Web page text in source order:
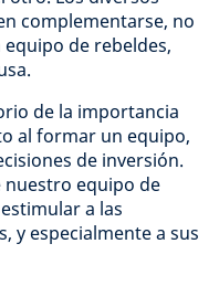
complementarse, no
de rebeldes,
de la importancia
al formar un equipo,
de inversión.
equipo de
a las
y especialmente a sus